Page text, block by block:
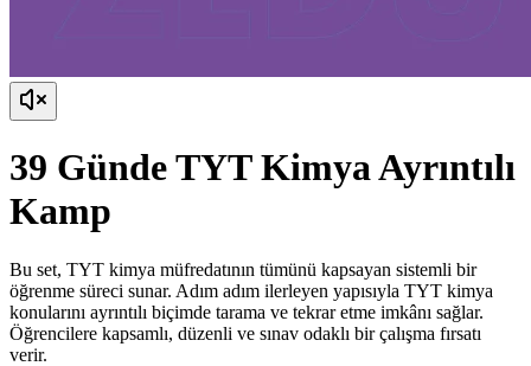
39 Günde TYT Kimya Ayrıntılı
Kamp
Bu set, TYT kimya müfredatının tümünü kapsayan sistemli bir
öğrenme süreci sunar. Adım adım ilerleyen yapısıyla TYT kimya
konularını ayrıntılı biçimde tarama ve tekrar etme imkânı sağlar.
Öğrencilere kapsamlı, düzenli ve sınav odaklı bir çalışma fırsatı
verir.